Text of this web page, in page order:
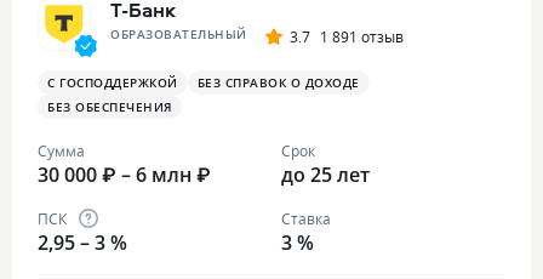
Т-Банк
ОБРАЗОВАТЕЛЬНЫЙ 3.7 1 891 отзыв
С ГОСПОДДЕРЖКОЙ
БЕЗ СПРАВОК О ДОХОДЕ
БЕЗ ОБЕСПЕЧЕНИЯ
Сумма
30 000 ₽ – 6 млн ₽
Срок
до 25 лет
ПСК
2,95 – 3 %
Ставка
3 %